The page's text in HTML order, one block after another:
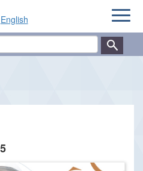
English
品
ナ
ゲ